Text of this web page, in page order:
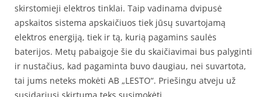
skirstomieji elektros tinklai. Taip vadinama dvipusė
apskaitos sistema apskaičiuos tiek jūsų suvartojamą
elektros energiją, tiek ir tą, kurią pagamins saulės
baterijos. Metų pabaigoje šie du skaičiavimai bus palyginti
ir nustačius, kad pagaminta buvo daugiau, nei suvartota,
tai jums neteks mokėti AB „LESTO“. Priešingu atveju už